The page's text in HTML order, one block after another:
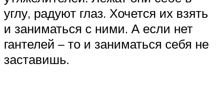
углу, радуют глаз. Хочется их взять
и заниматься с ними. А если нет
гантелей – то и заниматься себя не
заставишь.